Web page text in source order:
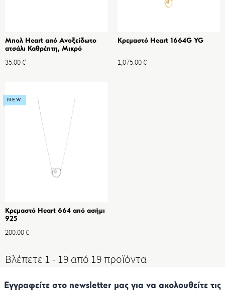
Μπολ Heart από Ανοξείδωτο
ατσάλι Καθρέπτη, Μικρό
35.00€
Κρεμαστό Heart 1664G YG
1,075.00€
NEW
Κρεμαστό Heart 664 από ασήμι
925
200.00€
Βλέπετε 1 - 19 από 19 προϊόντα
Εγγραφείτε στο newsletter μας για να ακολουθείτε τις